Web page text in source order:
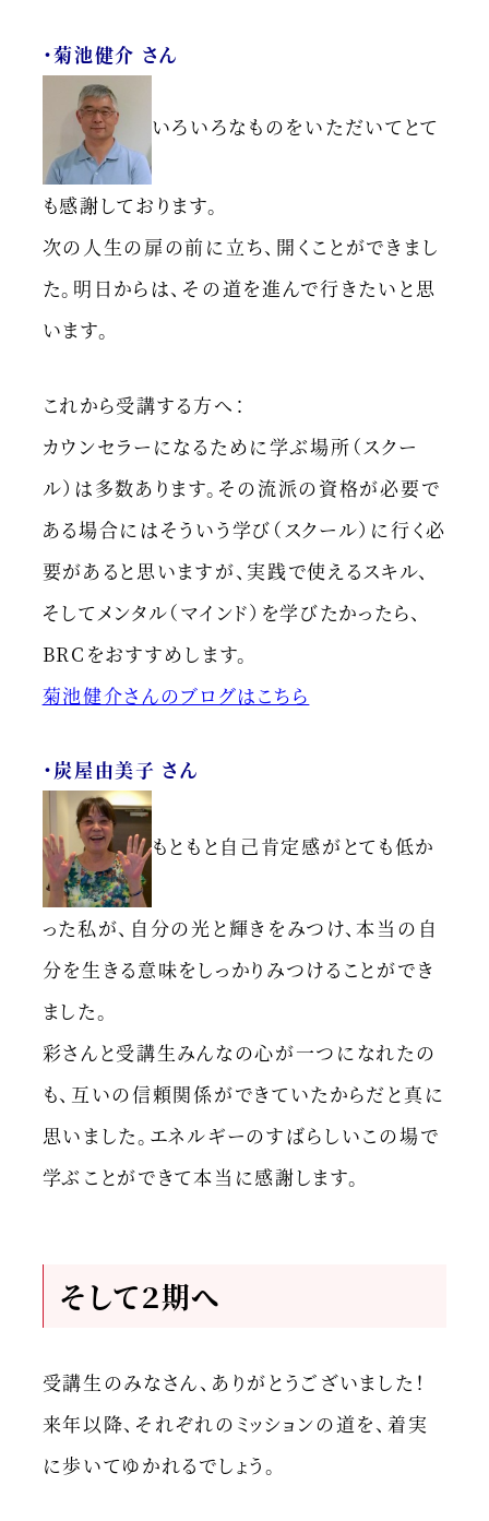
・菊池健介 さん
いろいろなものをいただいてとて
も感謝しております。
次の人生の扉の前に立ち、開くことができまし
た。明日からは、その道を進んで行きたいと思
います。
これから受講する方へ：
カウンセラーになるために学ぶ場所（スクー
ル）は多数あります。その流派の資格が必要で
ある場合にはそういう学び（スクール）に行く必
要があると思いますが、実践で使えるスキル、
そしてメンタル（マインド）を学びたかったら、
BRCをおすすめします。
菊池健介さんのブログはこちら
・炭屋由美子 さん
もともと自己肯定感がとても低か
った私が、自分の光と輝きをみつけ、本当の自
分を生きる意味をしっかりみつけることができ
ました。
彩さんと受講生みんなの心が一つになれたの
も、互いの信頼関係ができていたからだと真に
思いました。エネルギーのすばらしいこの場で
学ぶことができて本当に感謝します。
そして２期へ
受講生のみなさん、ありがとうございました！
来年以降、それぞれのミッションの道を、着実
に歩いてゆかれるでしょう。